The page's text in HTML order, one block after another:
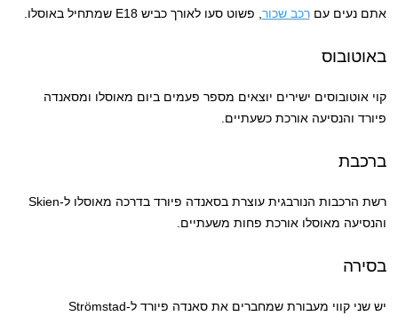
אתם נעים עםרכב שכור , פשוט סעו לאורך כביש E18 שמתחיל באוסלו.
באוטובוס
קוי אוטובוסים ישירים יוצאים מספר פעמים ביום מאוסלו ומסאנדה
פיורד והנסיעה אורכת כשעתיים.
ברכבת
רשת הרכבות הנורבגית עוצרת בסאנדה פיורד בדרכה מאוסלו ל-Skien
והנסיעה מאוסלו אורכת פחות משעתיים.
בסירה
יש שני קווי מעבורת שמחברים את סאנדה פיורד ל-Strömstad